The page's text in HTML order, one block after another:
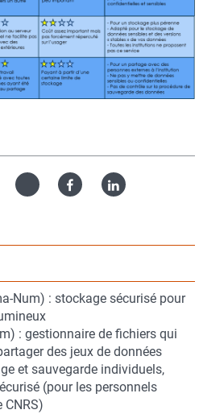
Twitter FacebookLinked
Num) : stockage sécurisé pour
: gestionnaire de fichiers qui
des jeux de données
et sauvegarde individuels,
(pour les personnels
CNRS)